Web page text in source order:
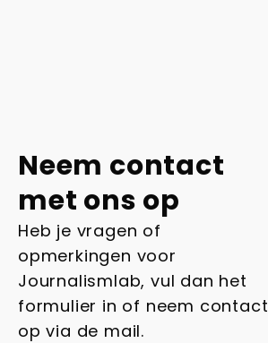
Neem contact
met ons op
Heb je vragen of
opmerkingen voor
Journalismlab, vul dan het
formulier in of neem contact
op via de mail.